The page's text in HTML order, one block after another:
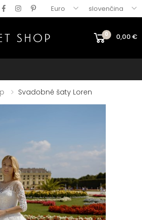
Euro slovenčina
0 0,00 €
Svadobné šaty Loren